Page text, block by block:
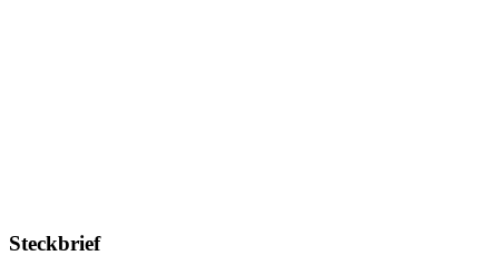
Steckbrief